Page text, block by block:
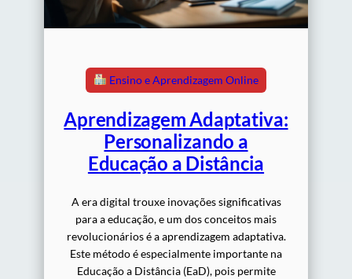
Ensino e Aprendizagem Online
Aprendizagem Adaptativa:
Personalizando a
Educação a Distância
A era digital trouxe inovações significativas
para a educação, e um dos conceitos mais
revolucionários é a aprendizagem adaptativa.
Este método é especialmente importante na
Educação a Distância (EaD), pois permite